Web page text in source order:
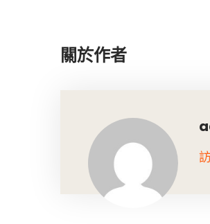
關於作者